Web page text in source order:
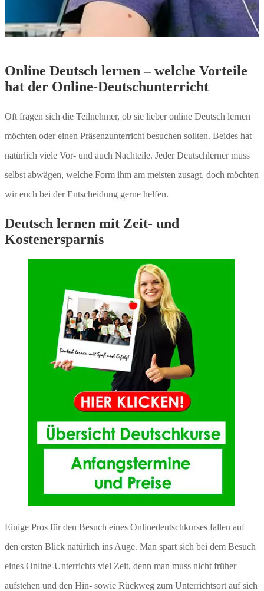
Online Deutsch lernen – welche Vorteile
hat der Online-Deutschunterricht
Oft fragen sich die Teilnehmer, ob sie lieber online Deutsch lernen
möchten oder einen Präsenzunterricht besuchen sollten. Beides hat
natürlich viele Vor- und auch Nachteile. Jeder Deutschlerner muss
selbst abwägen, welche Form ihm am meisten zusagt, doch möchten
wir euch bei der Entscheidung gerne helfen.
Deutsch lernen mit Zeit- und
Kostenersparnis
Einige Pros für den Besuch eines Onlinedeutschkurses fallen auf
den ersten Blick natürlich ins Auge. Man spart sich bei dem Besuch
eines Online-Unterrichts viel Zeit, denn man muss nicht früher
aufstehen und den Hin- sowie Rückweg zum Unterrichtsort auf sich